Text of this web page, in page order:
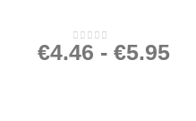
0 out of 5
€4.46 - €5.95